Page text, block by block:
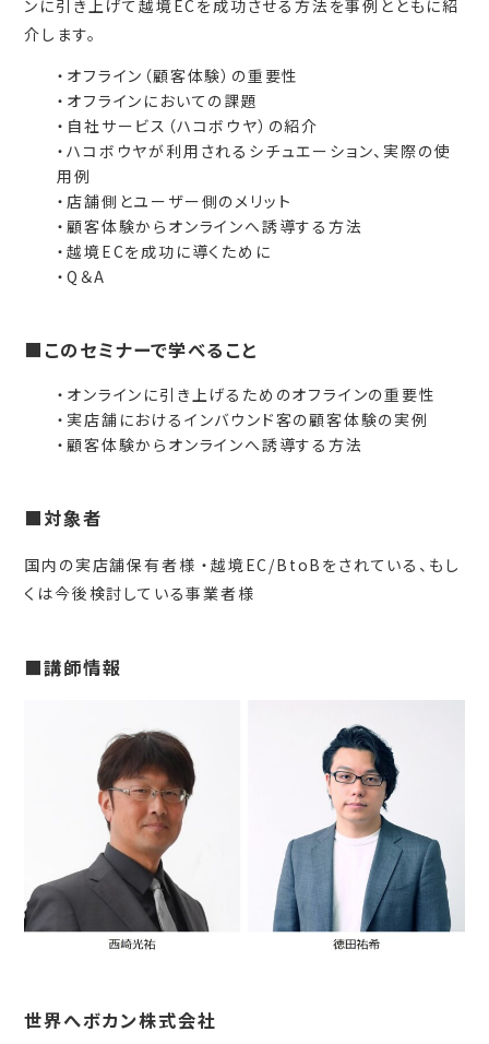
ンに引き上げて越境ECを成功させる方法を事例とともに紹
介します。
・オフライン（顧客体験）の重要性
・オフラインにおいての課題
・自社サービス（ハコボウヤ）の紹介
・ハコボウヤが利用されるシチュエーション、実際の使
用例
・店舗側とユーザー側のメリット
・顧客体験からオンラインへ誘導する方法
・越境ECを成功に導くために
・Q＆A
■このセミナーで学べること
・オンラインに引き上げるためのオフラインの重要性
・実店舗におけるインバウンド客の顧客体験の実例
・顧客体験からオンラインへ誘導する方法
■対象者
国内の実店舗保有者様 ・越境EC/BtoBをされている、もし
くは今後検討している事業者様
■講師情報
世界へボカン株式会社